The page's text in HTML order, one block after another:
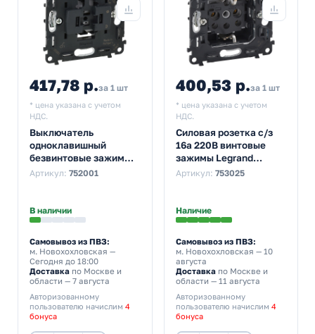
417,78 р.за 1 шт
* цена указана с учетом
НДС.
Выключатель
одноклавишный
безвинтовые зажимы
10а Legrand Life/Allure
Артикул: 752001
В наличии
Самовывоз из ПВЗ:
м. Новохохловская —
Сегодня до 18:00
Доставка по Москве и
области — 7 августа
Авторизованному
пользователю начислим 4
бонуса
400,53 р.за 1 шт
* цена указана с учетом
НДС.
Силовая розетка с/з
16а 220В винтовые
зажимы Legrand
Life/Allure механизм
Артикул: 753025
Наличие
Самовывоз из ПВЗ:
м. Новохохловская — 10
августа
Доставкапо Москве и
области — 11 августа
Авторизованному
пользователю начислим 4
бонуса